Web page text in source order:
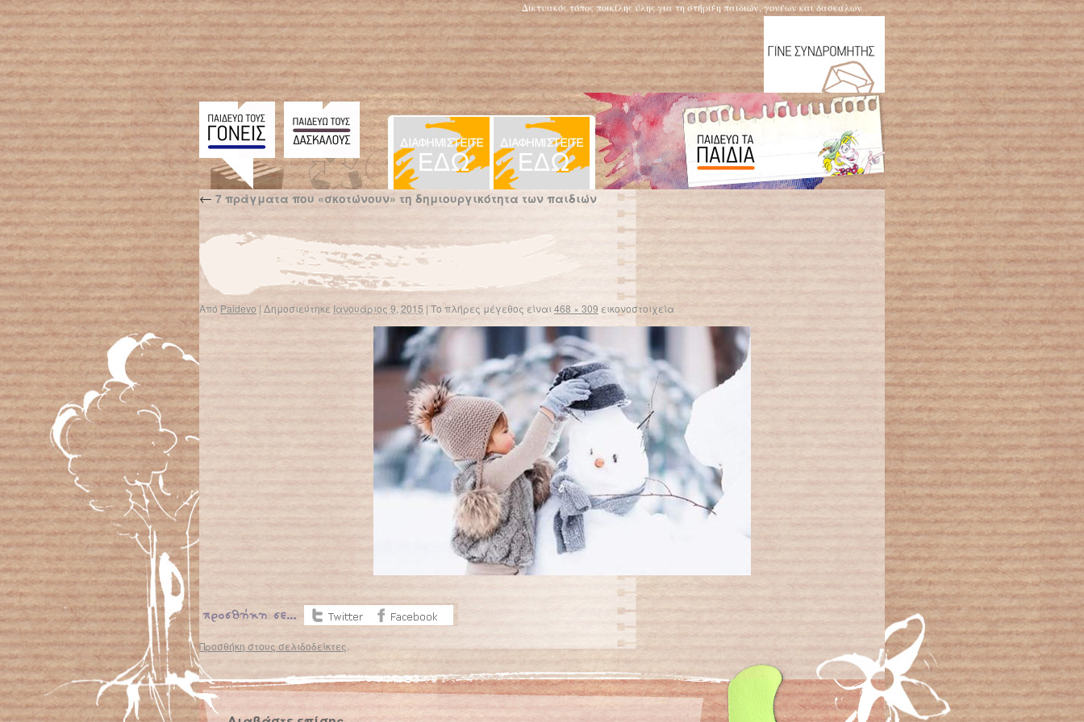
Δικτυακός τόπος ποικίλης ύλης για τη στήριξη παιδιών, γονέων και δασκάλων
← 7 πράγματα που «σκοτώνουν» τη δημιουργικότητα των παιδιών
Από Paidevo | Δημοσιεύτηκε Ιανουάριος 9, 2015 | Το πλήρες μέγεθος είναι 468 × 309 εικονοστοιχεία
Προσθήκη στους σελιδοδείκτες.